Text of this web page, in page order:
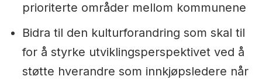
prioriterte områder mellom kommunene
Bidra til den kulturforandring som skal til
for å styrke utviklingsperspektivet ved å
støtte hverandre som innkjøpsledere når